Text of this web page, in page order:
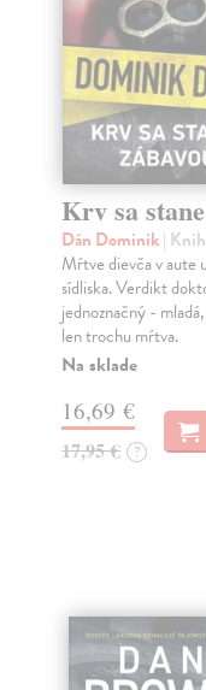
Krv sa
Dán Dominik|
Mŕtve dievča v aute
sídliska. Verdikt
jednoznačný -
len trochu mŕtva.
Na sklade
16,69 €
17,95 € ?